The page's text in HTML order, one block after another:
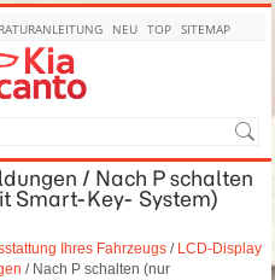
NEU TOP SITEMAP
/ Nach P schalten
Smart-Key- System)
Ihres Fahrzeugs /
LCD-Display
/ Nach P schalten (nur